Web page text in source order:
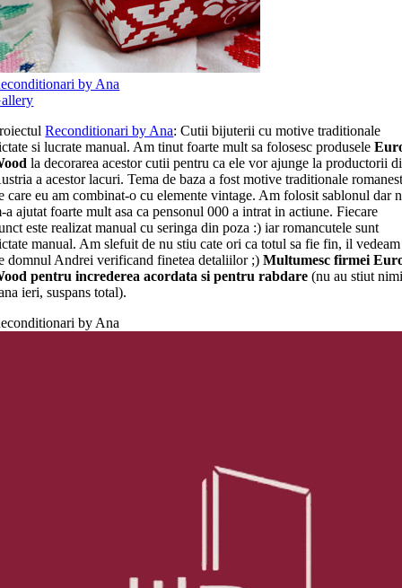
by Ana
Reconditionari by Ana: Cutii bijuterii cu motive traditionale
si lucrate manual. Am tinut foarte mult sa folosesc produsele
la decorarea acestor cutii pentru ca ele vor ajunge la productorii
a acestor lacuri. Tema de baza a fost motive traditionale
care eu am combinat-o cu elemente vintage. Am folosit sablonul dar
a ajutat foarte mult asa ca pensonul 000 a intrat in actiune. Fiecare
este realizat manual cu seringa din poza :) iar romancutele sunt
manual. Am slefuit de nu stiu cate ori ca totul sa fie fin, il vedeam
domnul Andrei verificand finetea detaliilor ;)Multumesc firmei
pentru increderea acordata si pentru rabdare (nu au stiut
ieri, suspans total).
by Ana